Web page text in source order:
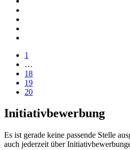
1
…
18
19
20
Initiativbewerbung
Es ist gerade keine passende Stelle
auch jederzeit über